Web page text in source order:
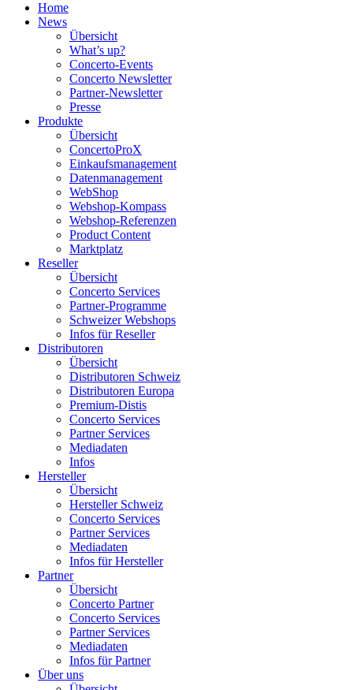
Home
News
Übersicht
What’s up?
Concerto-Events
Concerto Newsletter
Partner-Newsletter
Presse
Produkte
Übersicht
ConcertoProX
Einkaufsmanagement
Datenmanagement
WebShop
Webshop-Kompass
Webshop-Referenzen
Product Content
Marktplatz
Reseller
Übersicht
Concerto Services
Partner-Programme
Schweizer Webshops
Infos für Reseller
Distributoren
Übersicht
Distributoren Schweiz
Distributoren Europa
Premium-Distis
Concerto Services
Partner Services
Mediadaten
Infos
Hersteller
Übersicht
Hersteller Schweiz
Concerto Services
Partner Services
Mediadaten
Infos für Hersteller
Partner
Übersicht
Concerto Partner
Concerto Services
Partner Services
Mediadaten
Infos für Partner
Über uns